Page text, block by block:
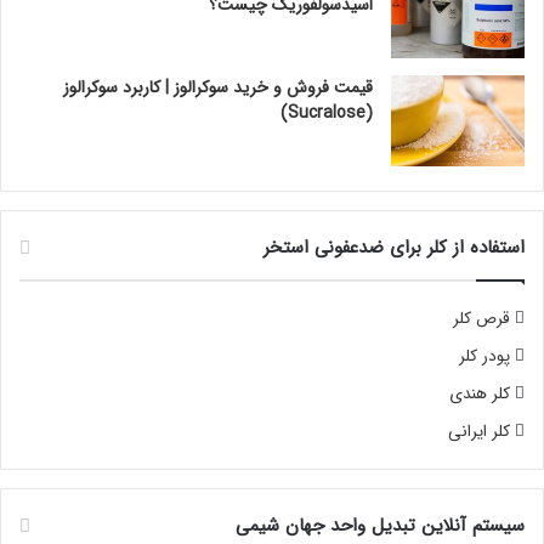
قیمت فروش و خرید سوکرالوز | کاربرد سوکرالوز
(Sucralose)
استفاده از کلر برای ضدعفونی استخر
قرص کلر
پودر کلر
کلر هندی
کلر ایرانی
سیستم آنلاین تبدیل واحد جهان شیمی